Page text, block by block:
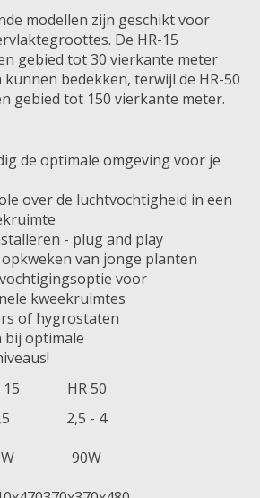
modellen zijn geschikt voor
De HR-15
gebied tot 30 vierkante meter
bedekken, terwijl de HR-50
gebied tot 150 vierkante meter.
de optimale omgeving voor je
over de luchtvochtigheid in een
- plug and play
van jonge planten
voor
kweekruimtes
of hygrostaten
bij optimale
15
HR 50
2,5 - 4
90W